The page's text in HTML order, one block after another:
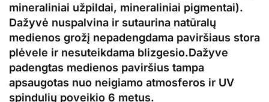
mineraliniai užpildai, mineraliniai pigmentai).
Dažyvė nuspalvina ir sutaurina natūralų
medienos grožį nepadengdama paviršiaus stora
plėvele ir nesuteikdama blizgesio.Dažyve
padengtas medienos paviršius tampa
apsaugotas nuo neigiamo atmosferos ir UV
spindulių poveikio 6 metus.